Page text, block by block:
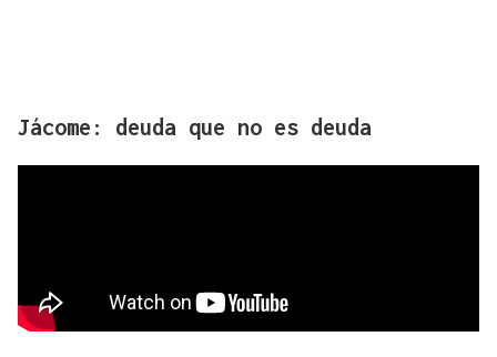
Jácome: deuda que no es deuda